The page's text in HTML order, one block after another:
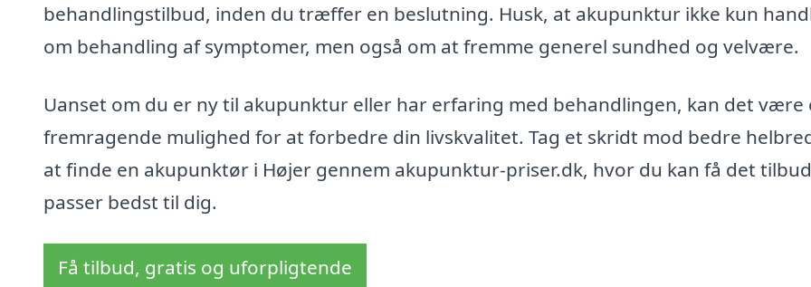
behandlingstilbud, inden du træffer en beslutning. Husk, at akupunktur ikke kun
om behandling af symptomer, men også om at fremme generel sundhed og velvære.
Uanset om du er ny til akupunktur eller har erfaring med behandlingen, kan det være
fremragende mulighed for at forbedre din livskvalitet. Tag et skridt mod bedre
at finde en akupunktør i Højer gennem akupunktur-priser.dk, hvor du kan få det
passer bedst til dig.
Få tilbud, gratis og uforpligtende